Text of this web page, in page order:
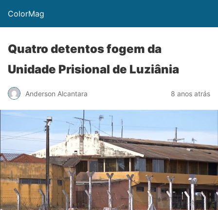
ColorMag
Quatro detentos fogem da
Unidade Prisional de Luziânia
Anderson Alcantara 8 anos atrás